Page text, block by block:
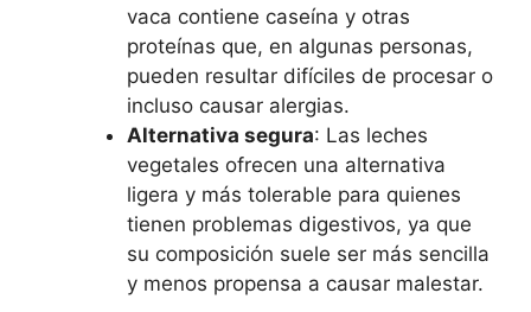
vaca contiene caseína y otras
proteínas que, en algunas personas,
pueden resultar difíciles de procesar o
incluso causar alergias.
Alternativa segura: Las leches
vegetales ofrecen una alternativa
ligera y más tolerable para quienes
tienen problemas digestivos, ya que
su composición suele ser más sencilla
y menos propensa a causar malestar.